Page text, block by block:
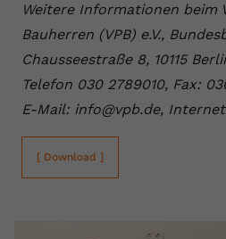
Weitere Informationen beim
Bauherren (VPB) e.V.,
Chausseestraße 8, 10115
Telefon 030 2789010, Fax:
E-Mail: info@vpb.de,
[ Download ]